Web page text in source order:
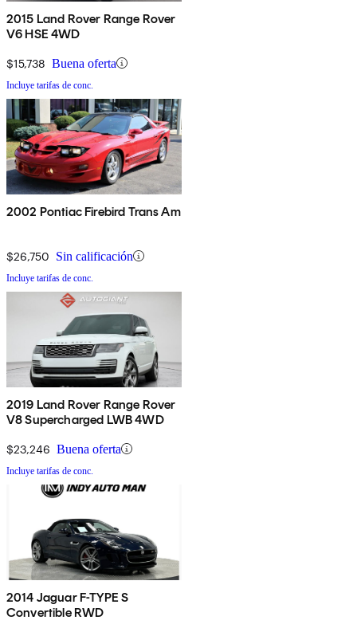
2015 Land Rover Range Rover
V6 HSE 4WD
$15,738 Buena oferta
Incluye tarifas de conc.
2002 Pontiac Firebird Trans Am
$26,750 Sin calificación
Incluye tarifas de conc.
2019 Land Rover Range Rover
V8 Supercharged LWB 4WD
$23,246 Buena oferta
Incluye tarifas de conc.
2014 Jaguar F-TYPE S
Convertible RWD